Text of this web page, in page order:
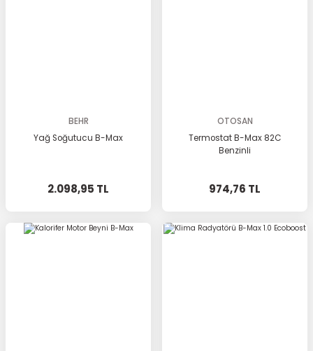
BEHR
Yağ Soğutucu B-Max
2.098,95 TL
OTOSAN
Termostat B-Max 82C
Benzinli
974,76 TL